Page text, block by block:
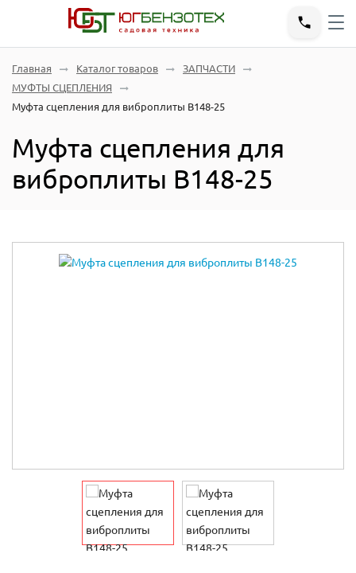
Главная Каталог товаров
ЗАПЧАСТИ
МУФТЫ СЦЕПЛЕНИЯ
Муфта сцепления для виброплиты В148-25
Муфта сцепления для
виброплиты В148-25